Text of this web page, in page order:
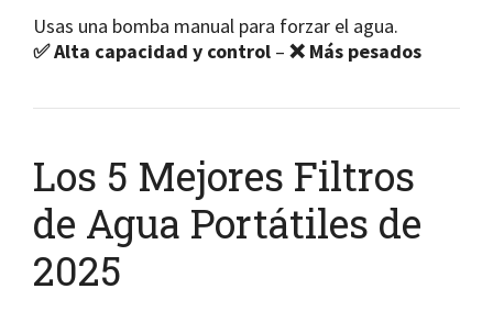
Usas una bomba manual para forzar el agua.
✅ Alta capacidad y control – ❌ Más pesados
Los 5 Mejores Filtros
de Agua Portátiles de
2025